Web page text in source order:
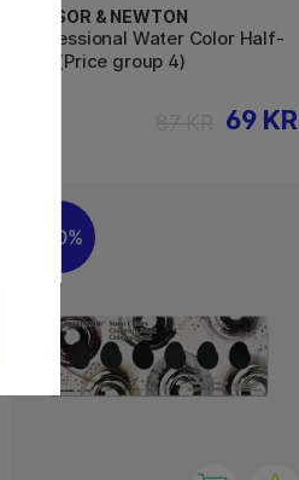
WINSOR & NEWTON
Professional Water Color Half-
pan (Price group 4)
69 KR
20%